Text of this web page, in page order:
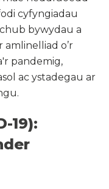
cyfyngiadau
bywydau a
amlinelliad o’r
pandemig,
ac ystadegau ar
19):